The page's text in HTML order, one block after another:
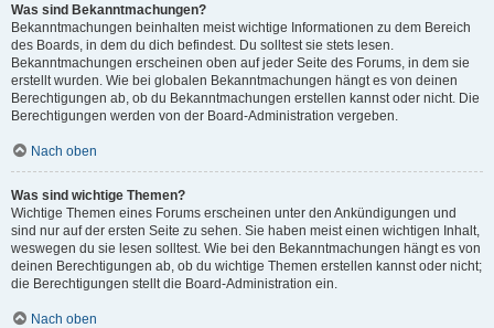
Was sind Bekanntmachungen?
Bekanntmachungen beinhalten meist wichtige Informationen zu dem Bereich
des Boards, in dem du dich befindest. Du solltest sie stets lesen.
Bekanntmachungen erscheinen oben auf jeder Seite des Forums, in dem sie
erstellt wurden. Wie bei globalen Bekanntmachungen hängt es von deinen
Berechtigungen ab, ob du Bekanntmachungen erstellen kannst oder nicht. Die
Berechtigungen werden von der Board-Administration vergeben.
Nach oben
Was sind wichtige Themen?
Wichtige Themen eines Forums erscheinen unter den Ankündigungen und
sind nur auf der ersten Seite zu sehen. Sie haben meist einen wichtigen Inhalt,
weswegen du sie lesen solltest. Wie bei den Bekanntmachungen hängt es von
deinen Berechtigungen ab, ob du wichtige Themen erstellen kannst oder nicht;
die Berechtigungen stellt die Board-Administration ein.
Nach oben